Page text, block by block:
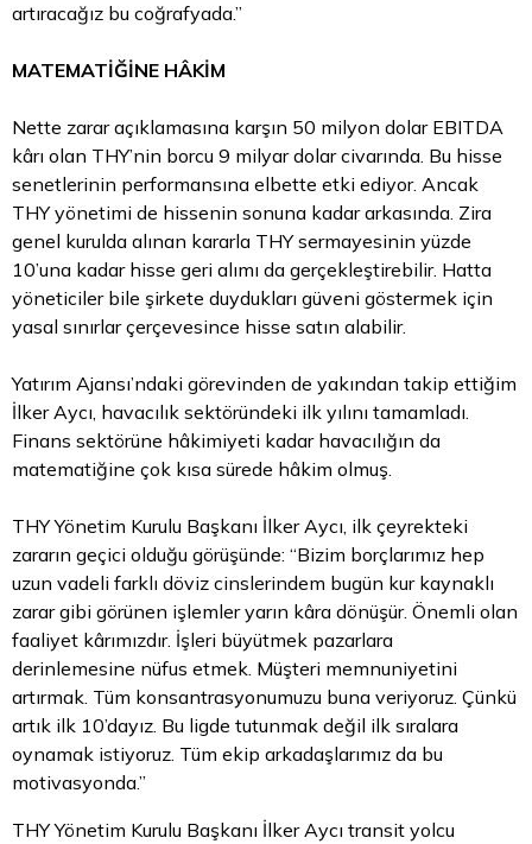
artıracağız bu coğrafyada.”
MATEMATİĞİNE HÂKİM
Nette zarar açıklamasına karşın 50 milyon dolarEBITDA
kârı olan THY’nin borcu 9 milyar dolar civarında. Bu hisse
senetlerinin performansına elbette etki ediyor. Ancak
THY yönetimi de hissenin sonuna kadar arkasında. Zira
genel kurulda alınan kararla THY sermayesinin yüzde
10’una kadar hisse geri alımı da gerçekleştirebilir. Hatta
yöneticiler bile şirkete duydukları güveni göstermek için
yasal sınırlar çerçevesince hisse satın alabilir.
Yatırım Ajansı’ndaki görevinden de yakından takip ettiğim
İlker Aycı, havacılık sektöründeki ilk yılını tamamladı.
Finans sektörüne hâkimiyeti kadar havacılığın da
matematiğine çok kısa sürede hâkim olmuş.
THY Yönetim Kurulu Başkanı İlker Aycı, ilk çeyrekteki
zararın geçici olduğu görüşünde: “Bizim borçlarımız hep
uzun vadeli farklı döviz cinslerindem bugün kur kaynaklı
zarar gibi görünen işlemler yarın kâra dönüşür. Önemli olan
faaliyet kârımızdır. İşleri büyütmek pazarlara
derinlemesine nüfus etmek. Müşteri memnuniyetini
artırmak. Tüm konsantrasyonumuzu buna veriyoruz. Çünkü
artık ilk 10’dayız. Bu ligde tutunmak değil ilk sıralara
oynamak istiyoruz. Tüm ekip arkadaşlarımız da bu
motivasyonda.”
THY Yönetim Kurulu Başkanı İlker Aycı transit yolcu